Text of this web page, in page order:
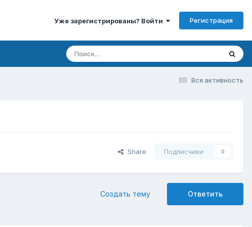
Уже зарегистрированы? Войти Регистрация
Вся активность
Share Подписчики 0
Ответить
Создать тему